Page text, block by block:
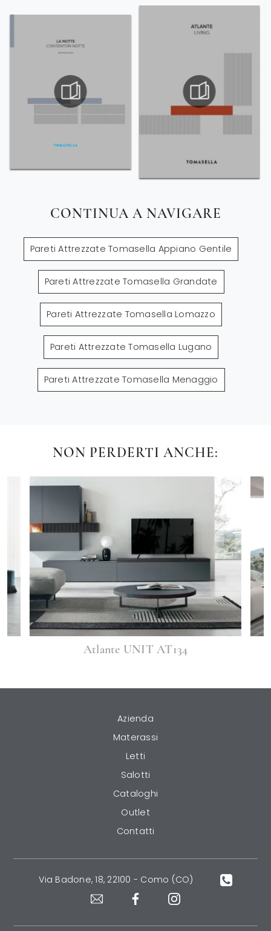
CONTINUA A NAVIGARE
Pareti Attrezzate Tomasella Appiano Gentile
Pareti Attrezzate Tomasella Grandate
Pareti Attrezzate Tomasella Lomazzo
Pareti Attrezzate Tomasella Lugano
Pareti Attrezzate Tomasella Menaggio
NON PERDERTI ANCHE:
Atlante UNIT AT134
Azienda
Materassi
Letti
Salotti
Cataloghi
Outlet
Contatti
Via Badone, 18, 22100 - Como (CO)